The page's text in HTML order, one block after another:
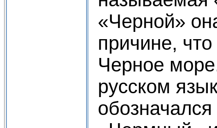
«Черной»
причине,
Черное
русском